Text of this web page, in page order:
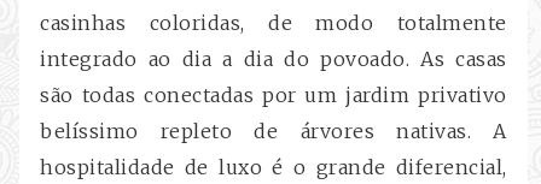
casinhas coloridas, de modo totalmente
integrado ao dia a dia do povoado. As casas
são todas conectadas por um jardim privativo
belíssimo repleto de árvores nativas. A
hospitalidade de luxo é o grande diferencial,